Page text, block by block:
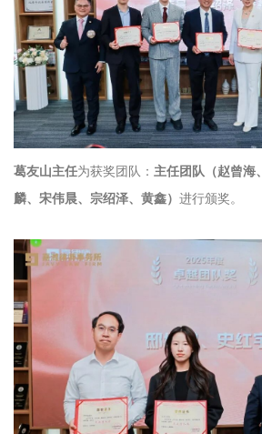
葛友山主任为获奖团队： 主任团队（赵曾海
麟、宋伟晨、宗绍泽、黄鑫） 进行颁奖。